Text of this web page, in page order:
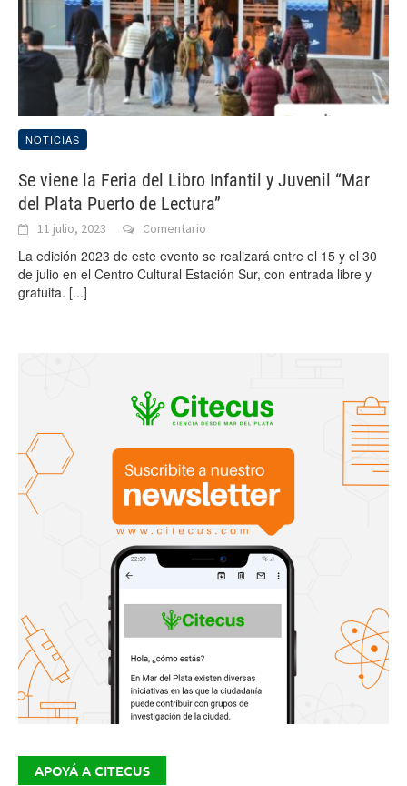
NOTICIAS
Se viene la Feria del Libro Infantil y Juvenil “Mar
del Plata Puerto de Lectura”
11 julio, 2023 Comentario
La edición 2023 de este evento se realizará entre el 15 y el 30
de julio en el Centro Cultural Estación Sur, con entrada libre y
gratuita. [...]
APOYÁ A CITECUS